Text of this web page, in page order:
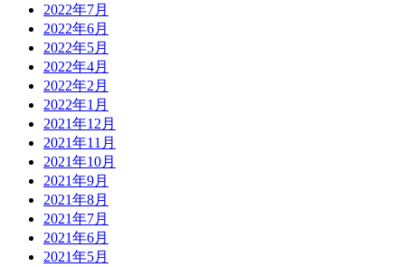
2022年7月
2022年6月
2022年5月
2022年4月
2022年2月
2022年1月
2021年12月
2021年11月
2021年10月
2021年9月
2021年8月
2021年7月
2021年6月
2021年5月